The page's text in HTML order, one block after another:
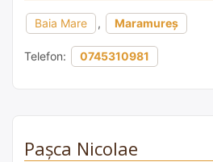
Baia Mare , Maramureș
Telefon: 0745310981
Pașca Nicolae